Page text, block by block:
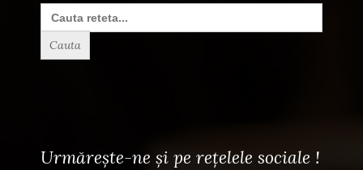
Search
for:
Urmărește-ne și pe rețelele sociale !